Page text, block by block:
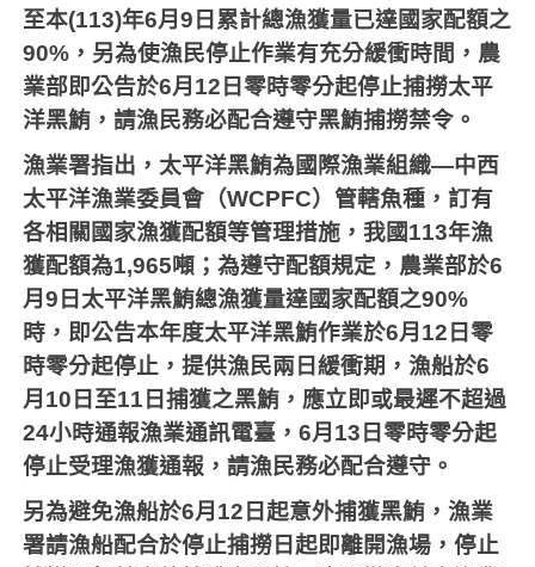
至本(113)年6月9 日累計總漁獲量已達國家配額之
90% ，另為使漁民停止作業有充分緩衝時間，農
業部即公告於6月 12 日零時零分起停止捕撈太平
洋黑鮪，請漁民務必配合遵守黑鮪捕撈禁令。
漁業署指出，太平洋黑鮪為國際漁業組織—中西
太平洋漁業委員會（WCPFC）管轄魚種，訂有
各相關國家漁獲配額等管理措施，我國113年漁
獲配額為1,965噸；為遵守配額規定，農業部於6
月9 日太平洋黑鮪總漁獲量達國家配額之90%
時，即公告本年度太平洋黑鮪作業於6月 12 日零
時零分起停止，提供漁民兩日緩衝期，漁船於6
月 10 日至11 日捕獲之黑鮪，應立即或最遲不超過
24小時通報漁業通訊電臺，6月 13 日零時零分起
停止受理漁獲通報，請漁民務必配合遵守。
另為避免漁船於6月 12 日起意外捕獲黑鮪，漁業
署請漁船配合於停止捕撈日起即離開漁場，停止